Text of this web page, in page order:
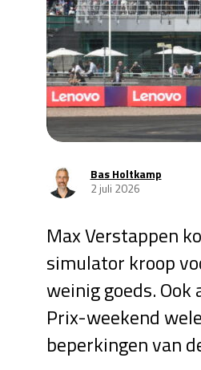
Bas Holtkamp
2 juli 2026
Max Verstappen
simulator kroop
weinig goeds.
Prix-weekend
beperkingen van